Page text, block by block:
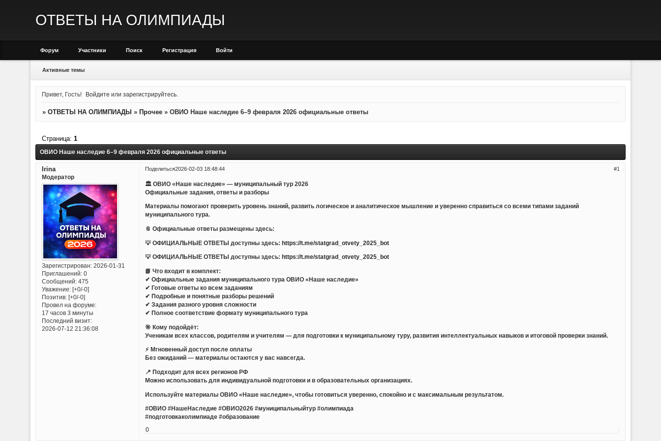
ОТВЕТЫ НА ОЛИМПИАДЫ
Форум Участники Поиск Регистрация Войти
Активные темы
Привет, Гость! Войдите илизарегистрируйтесь
» ОТВЕТЫ НА ОЛИМПИАДЫ » Прочее » ОВИО Наше наследие 6–9 февраля 2026 официальные ответы
ОВИО Наше наследие 6–9 февраля 2026 официальные ответы
Страница: 1
Поделиться 1
2026-02-03 18:48:44
Irina
Модератор
Зарегистрирован: 2026-01-31
Приглашений:0
Сообщений:475
Уважение: [+0/-0]
Позитив: [+0/-0]
Провел на форуме:
17 часов 3 минуты
Последний визит:
2026-07-12 21:36:08
🏛 ОВИО «Наше наследие» — муниципальный тур 2026
Официальные задания, ответы и разборы
Материалы помогают проверить уровень знаний, развить логическое и аналитическое мышление и уверенно справиться со всеми типами заданий
муниципального тура.
📎 Официальные ответы размещены здесь:
💡 ОФИЦИАЛЬНЫЕ ОТВЕТЫ доступны здесь:https://t.me/statgrad_otvety_2025_bot
💡 ОФИЦИАЛЬНЫЕ ОТВЕТЫ доступны здесь: https://t.me/statgrad_otvety_2025_bot
📘 Что входит в комплект:
✔ Официальные задания муниципального тура ОВИО «Наше наследие»
✔ Готовые ответы ко всем заданиям
✔ Подробные и понятные разборы решений
✔ Задания разного уровня сложности
✔ Полное соответствие формату муниципального тура
🎯 Кому подойдёт:
Ученикам всех классов, родителям и учителям — для подготовки к муниципальному туру, развития интеллектуальных навыков и итоговой проверки знаний.
⚡ Мгновенный доступ после оплаты
Без ожиданий — материалы остаются у вас навсегда.
📍 Подходит для всех регионов РФ
Можно использовать для индивидуальной подготовки и в образовательных организациях.
Используйте материалы ОВИО «Наше наследие», чтобы готовиться уверенно, спокойно и с максимальным результатом.
#ОВИО #НашеНаследие #ОВИО2026 #муниципальныйтур #олимпиада
#подготовкаколимпиаде #образование
0